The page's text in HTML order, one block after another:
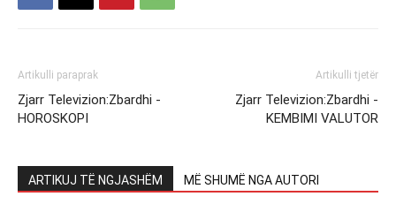
Artikulli paraprak
Zjarr Televizion:Zbardhi -
HOROSKOPI
Artikulli tjetër
Zjarr Televizion:Zbardhi -
KEMBIMI VALUTOR
ARTIKUJ TË NGJASHËM MË SHUMË NGA AUTORI